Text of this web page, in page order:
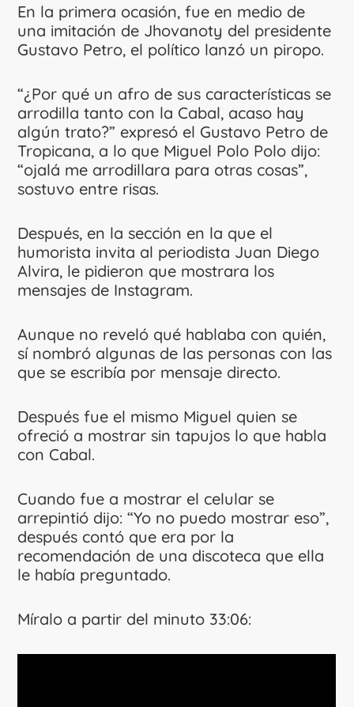
En la primera ocasión, fue en medio de
una imitación de Jhovanoty del presidente
Gustavo Petro, el político lanzó un piropo.
“¿Por qué un afro de sus características se
arrodilla tanto con la Cabal, acaso hay
algún trato?” expresó el Gustavo Petro de
Tropicana, a lo que Miguel Polo Polo dijo:
“ojalá me arrodillara para otras cosas”,
sostuvo entre risas.
Después, en la sección en la que el
humorista invita al periodista Juan Diego
Alvira, le pidieron que mostrara los
mensajes de Instagram.
Aunque no reveló qué hablaba con quién,
sí nombró algunas de las personas con las
que se escribía por mensaje directo.
Después fue el mismo Miguel quien se
ofreció a mostrar sin tapujos lo que habla
con Cabal.
Cuando fue a mostrar el celular se
arrepintió dijo: “Yo no puedo mostrar eso”,
después contó que era por la
recomendación de una discoteca que ella
le había preguntado.
Míralo a partir del minuto 33:06: